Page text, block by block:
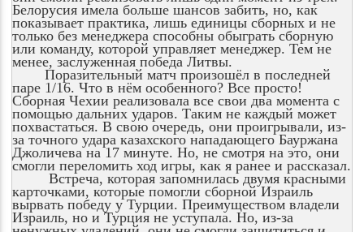
Белорусия имела больше шансов забить, но, как
показывает практика, лишь единицы сборных и не
только без менеджера способны обыграть сборную
или команду, которой управляет менеджер. Тем не
менее, заслуженная победа Литвы.
Поразительный матч произошёл в последней
паре 1/16. Что в нём особенного? Все просто!
Сборная Чехии реализовала все свои два момента с
помощью дальних ударов. Таким не каждый может
похвастаться. В свою очередь, они проигрывали, из-
за точного удара казахского нападающего Бауржана
Джоличева на 17 минуте. Но, не смотря на это, они
смогли переломить ход игры, как я ранее и рассказал.
Встреча, которая запомнилась двумя красными
карточками, которые помогли сборной Израиль
вырвать победу у Турции. Преимуществом владели
Израиль, но и Турция не уступала. Но, из-за